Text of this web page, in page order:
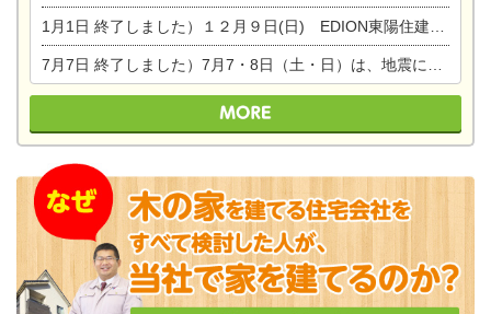
1月1日 終了しました）１２月９日(日) EDION東陽住建でんき館プレＯＰＥＮ！＆家の修理まつり
7月7日 終了しました）7月7・8日（土・日）は、地震に強くて安心！暮らしを楽しむ東濃ひのきの平屋の家体験見学会を開催します。ぜひお越しください。